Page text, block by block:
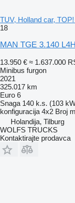
TUV, Holland car,
18
MAN TGE 3.140
13.950 € ≈ 1.637.000
Minibus furgon
2021
325.017 km
Euro 6
Snaga 140 k.s. (103
konfiguracija 4x2 Broj
Holandija, Tilburg
WOLFS TRUCKS
Kontaktirajte prodavca